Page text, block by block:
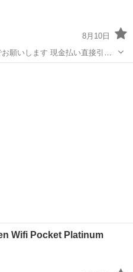
8月10日
願いします 現金払い直接引き
Pocket Platinum